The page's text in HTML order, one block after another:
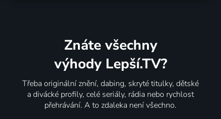
Znáte všechny
výhody Lepší.TV?
Třeba originální znění, dabing, skryté titulky, dětské
a divácké profily, celé seriály, rádia nebo rychlost
přehrávání. A to zdaleka není všechno.